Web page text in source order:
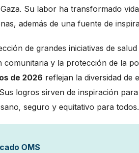
Su labor ha transformado
además de una fuente de
de grandes iniciativas de
comunitaria y la protección de la
de 2026 reflejan la diversidad de
logros sirven de inspiración
seguro y equitativo para todos.
OMS